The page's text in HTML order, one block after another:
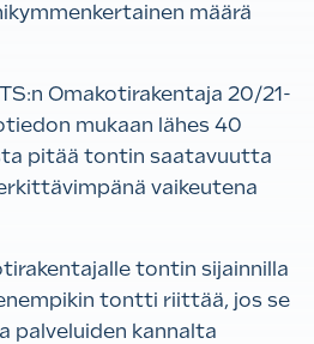
määrä
Omakotirakentaja 20/21-
mukaan lähes 40
pitää tontin saatavuutta
vaikeutena
tontin sijainnilla
tontti riittää, jos se
palveluiden kannalta